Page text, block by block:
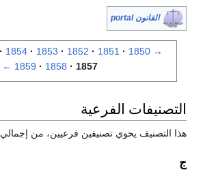
القانون portal
→
1850
1851
1852
1853
1854
1857
1858
1859
←
التصنيفات الفرعية
هذا التصنيف يحوي تصنيفين فرعيين، من إجمالي 2.
ج